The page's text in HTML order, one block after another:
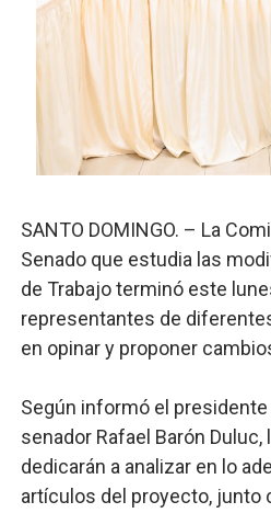
SNS y el SRSO actualizan
Osiris de León responde a
DGPCF: 55 años
Operativo interagencial
-Propeep y Gestión
SANTO DOMINGO. – La
Senado que estudia las
de Trabajo terminó este
representantes de
en opinar y proponer
Según informó el presidente
senador Rafael Barón
dedicarán a analizar en lo
artículos del proyecto, junto